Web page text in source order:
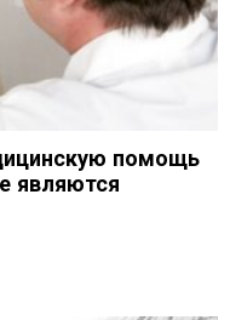
помощь
являются